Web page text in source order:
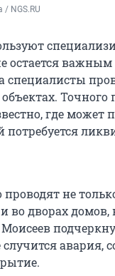
/ NGS.RU
остается
специалисты
Точного
где может
проводят не
во дворах
авария,